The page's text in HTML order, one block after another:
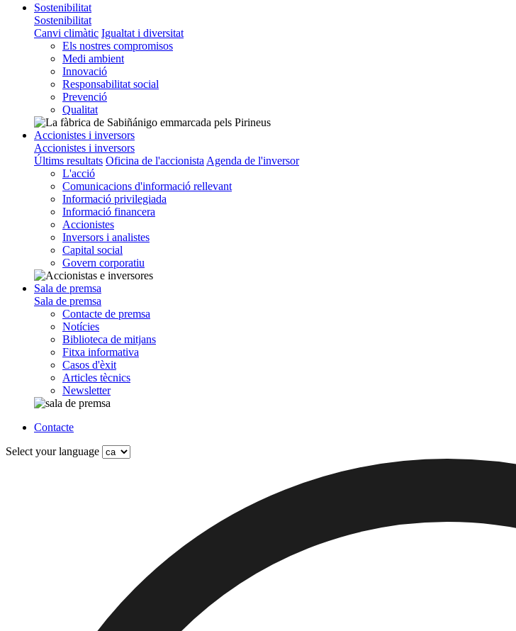
Sostenibilitat
Sostenibilitat
Canvi climàtic Igualtat i diversitat
Els nostres compromisos
Medi ambient
Innovació
Responsabilitat social
Prevenció
Qualitat
Accionistes i inversors
Accionistes i inversors
Últims resultats Oficina de l'accionista Agenda de l'inversor
L'acció
Comunicacions d'informació rellevant
Informació privilegiada
Informació financera
Accionistes
Inversors i analistes
Capital social
Govern corporatiu
Sala de premsa
Sala de premsa
Contacte de premsa
Notícies
Biblioteca de mitjans
Fitxa informativa
Casos d'èxit
Articles tècnics
Newsletter
Contacte
Select your language